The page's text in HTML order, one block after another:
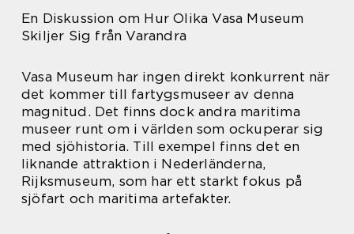
En Diskussion om Hur Olika Vasa Museum
Skiljer Sig från Varandra
Vasa Museum har ingen direkt konkurrent när
det kommer till fartygsmuseer av denna
magnitud. Det finns dock andra maritima
museer runt om i världen som ockuperar sig
med sjöhistoria. Till exempel finns det en
liknande attraktion i Nederländerna,
Rijksmuseum, som har ett starkt fokus på
sjöfart och maritima artefakter.